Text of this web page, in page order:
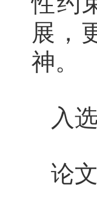
展，
神。
入
论